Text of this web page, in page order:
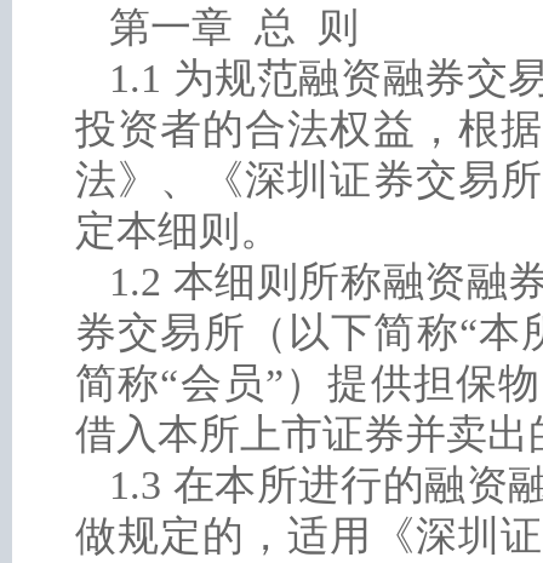
第一章 总 则
1.1 为规范融资融券交
投资者的合法权益，根
法》、《深圳证券交易
定本细则。
1.2 本细则所称融资融
券交易所（以下简称“本
简称“会员”）提供担保
借入本所上市证券并卖出
1.3 在本所进行的融资
做规定的，适用《深圳